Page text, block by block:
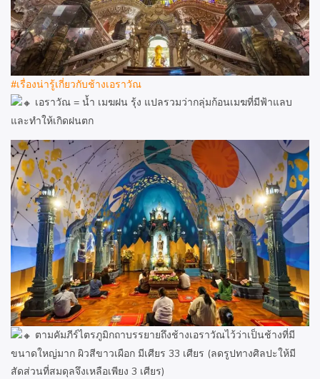
#เรื่องน่ารู้เกี่ยวกับช้างเอราวัณ
เอราวัณ = น้ำ เมฆฝน รุ้ง แปลรวมว่ากลุ่มก้อนเมฆที่มีฟ้าแลบ
และทำให้เกิดฝนตก
ตามคัมภีร์ไตรภูมิกถาบรรยายถึงช้างเอราวัณไว้ว่าเป็นช้างที่มี
ขนาดใหญ่มาก ผิวสีขาวเผือก มีเศียร 33 เศียร (ลดรูปทางศิลปะให้มี
สัดส่วนที่สมดุลจึงเหลือเพียง 3 เศียร)